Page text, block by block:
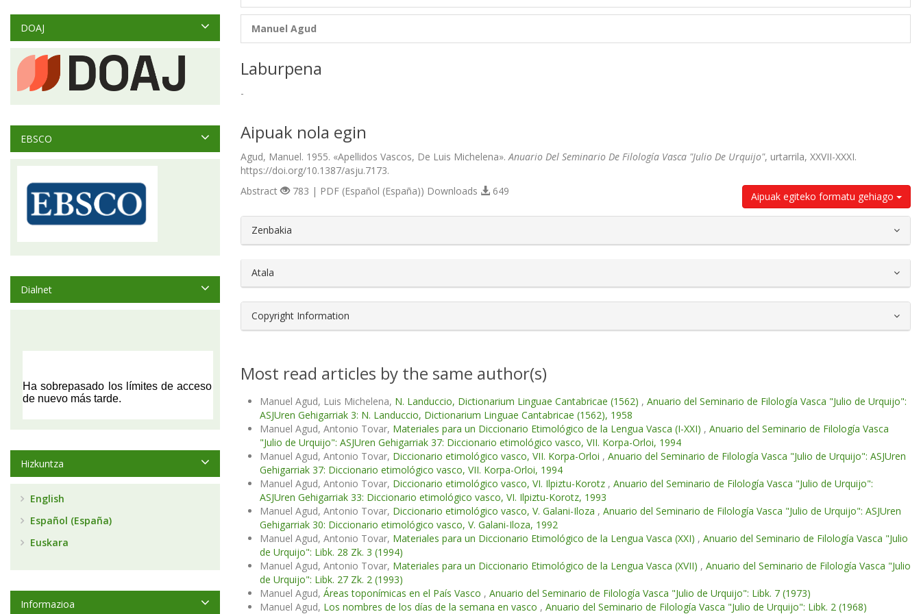
Manuel Agud
Laburpena
-
Aipuak nola egin
Agud, Manuel. 1955. «Apellidos Vascos, De Luis Michelena».Anuario Del Seminario De Filología Vasca "Julio De Urquijo", urtarrila, XXVII-XXXI.
https://doi.org/10.1387/asju.7173.
Aipuak egiteko formatu gehiago
Abstract 783 | PDF (Español (España)) Downloads 649
##plugins.themes.bootstrap3.article.details##
Zenbakia
Atala
Copyright Information
Most read articles by the same author(s)
Manuel Agud, Luis Michelena, N. Landuccio, Dictionarium Linguae Cantabricae (1562) , Anuario del Seminario de Filología Vasca "Julio de Urquijo":
ASJUren Gehigarriak 3: N. Landuccio, Dictionarium Linguae Cantabricae (1562), 1958
Manuel Agud, Antonio Tovar, Materiales para un Diccionario Etimológico de la Lengua Vasca (I-XXI) , Anuario del Seminario de Filología Vasca
"Julio de Urquijo": ASJUren Gehigarriak 37: Diccionario etimológico vasco, VII. Korpa-Orloi, 1994
Manuel Agud, Antonio Tovar, Diccionario etimológico vasco, VII. Korpa-Orloi , Anuario del Seminario de Filología Vasca "Julio de Urquijo": ASJUren
Gehigarriak 37: Diccionario etimológico vasco, VII. Korpa-Orloi, 1994
Manuel Agud, Antonio Tovar, Diccionario etimológico vasco, VI. Ilpiztu-Korotz , Anuario del Seminario de Filología Vasca "Julio de Urquijo":
ASJUren Gehigarriak 33: Diccionario etimológico vasco, VI. Ilpiztu-Korotz, 1993
Manuel Agud, Antonio Tovar, Diccionario etimológico vasco, V. Galani-Iloza , Anuario del Seminario de Filología Vasca "Julio de Urquijo": ASJUren
Gehigarriak 30: Diccionario etimológico vasco, V. Galani-Iloza, 1992
Manuel Agud, Antonio Tovar, Materiales para un Diccionario Etimológico de la Lengua Vasca (XXI) , Anuario del Seminario de Filología Vasca "Julio
de Urquijo": Libk. 28 Zk. 3 (1994)
Manuel Agud, Antonio Tovar, Materiales para un Diccionario Etimológico de la Lengua Vasca (XVII) , Anuario del Seminario de Filología Vasca "Julio
de Urquijo": Libk. 27 Zk. 2 (1993)
Manuel Agud, Áreas toponímicas en el País Vasco , Anuario del Seminario de Filología Vasca "Julio de Urquijo": Libk. 7 (1973)
Manuel Agud, Los nombres de los días de la semana en vasco , Anuario del Seminario de Filología Vasca "Julio de Urquijo": Libk. 2 (1968)
DOAJ
EBSCO
Dialnet
Hizkuntza
English
Español (España)
Euskara
Informazioa